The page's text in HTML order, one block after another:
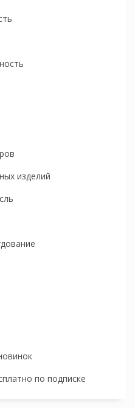
изделий
по подписке